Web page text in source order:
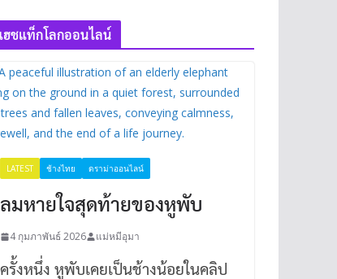
ฮชแท็กโลกออนไลน์
LATEST ช้างไทย ดราม่าออนไลน์
ลมหายใจสุดท้ายของหูพับ
4 กุมภาพันธ์ 2026 แม่หมีอุมา
ครั้งหนึ่ง หูพับเคยเป็นช้างน้อยในคลิป